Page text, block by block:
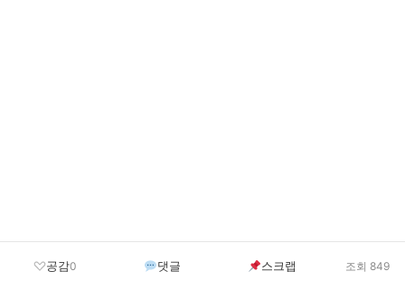
공감0 댓글 스크랩 조회 849